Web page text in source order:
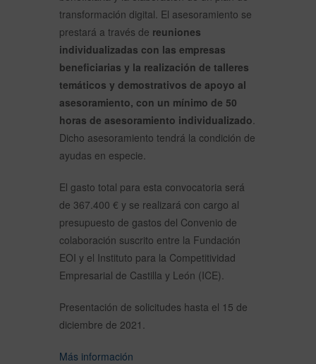
transformación digital. El asesoramiento se
prestará a través de reuniones
individualizadas con las empresas
beneficiarias y la realización de talleres
temáticos y demostrativos de apoyo al
asesoramiento, con un mínimo de 50
horas de asesoramiento individualizado.
Dicho asesoramiento tendrá la condición de
ayudas en especie.
El gasto total para esta convocatoria será
de 367.400 € y se realizará con cargo al
presupuesto de gastos del Convenio de
colaboración suscrito entre la Fundación
EOI y el Instituto para la Competitividad
Empresarial de Castilla y León (ICE).
Presentación de solicitudes hasta el 15 de
diciembre de 2021.
Más información